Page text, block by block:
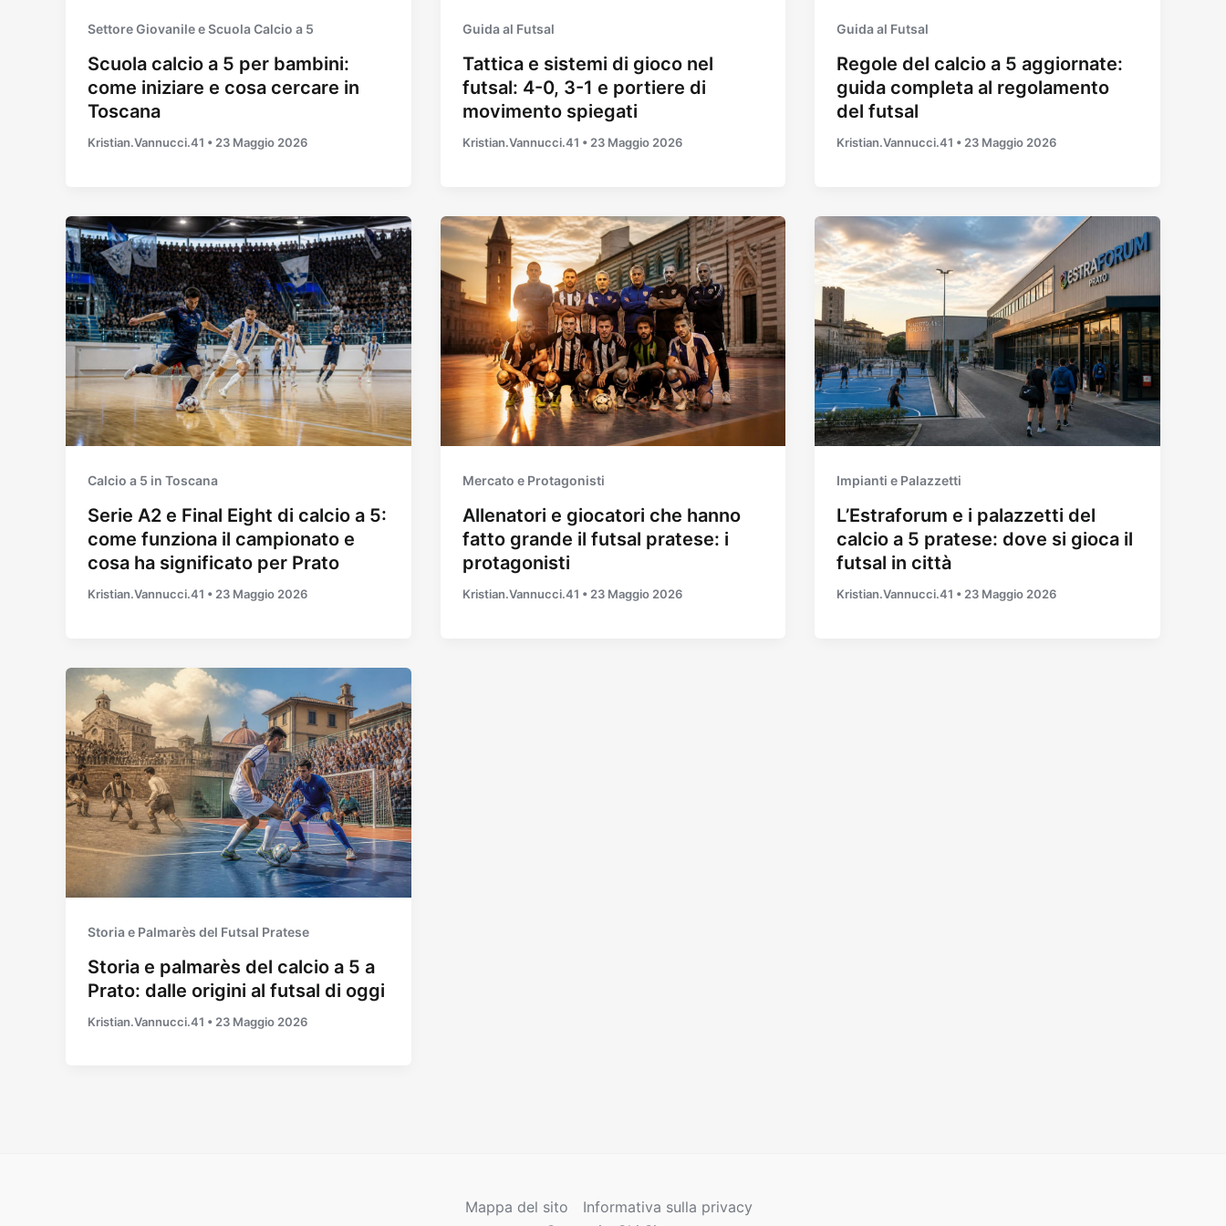
Settore Giovanile e Scuola Calcio a 5
Scuola calcio a 5 per bambini:
come iniziare e cosa cercare in
Toscana
Kristian.Vannucci.41 •23 Maggio 2026
Guida al Futsal
Tattica e sistemi di gioco nel
futsal: 4-0, 3-1 e portiere di
movimento spiegati
Kristian.Vannucci.41 •23 Maggio 2026
Guida al Futsal
Regole del calcio a 5 aggiornate:
guida completa al regolamento
del futsal
Kristian.Vannucci.41 •23 Maggio 2026
Calcio a 5 in Toscana
Serie A2 e Final Eight di calcio a 5:
come funziona il campionato e
cosa ha significato per Prato
Kristian.Vannucci.41 • 23 Maggio 2026
Mercato e Protagonisti
Allenatori e giocatori che hanno
fatto grande il futsal pratese: i
protagonisti
Kristian.Vannucci.41 • 23 Maggio 2026
Impianti e Palazzetti
L’Estraforum e i palazzetti del
calcio a 5 pratese: dove si gioca il
futsal in città
Kristian.Vannucci.41 • 23 Maggio 2026
Storia e Palmarès del Futsal Pratese
Storia e palmarès del calcio a 5 a
Prato: dalle origini al futsal di oggi
Kristian.Vannucci.41 • 23 Maggio 2026
Mappa del sito
Informativa sulla privacy